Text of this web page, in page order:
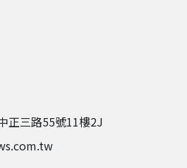
正三路55號11樓2J